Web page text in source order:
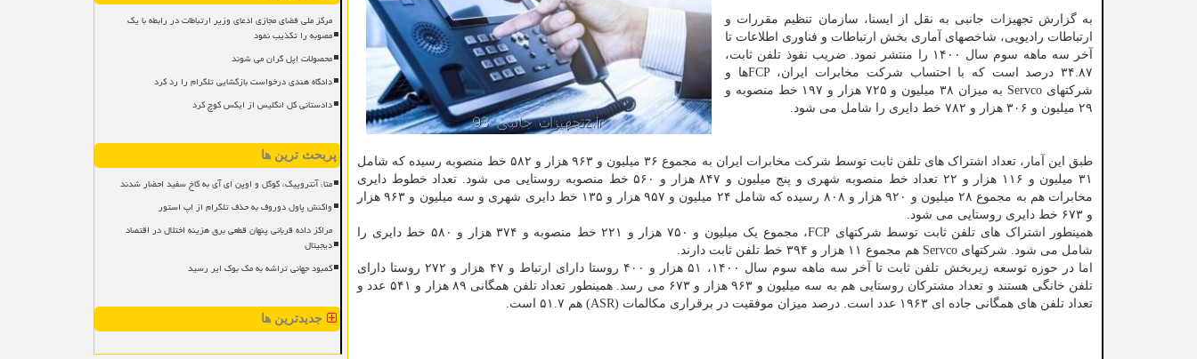
به گزارش تجهیزات جانبی به نقل از ایسنا، سازمان تنظیم مقررات و
ارتباطات رادیویی، شاخصهای آماری بخش ارتباطات و فناوری اطلاعات تا
آخر سه ماهه سوم سال ۱۴۰۰ را منتشر نمود. ضریب نفوذ تلفن ثابت،
۳۴.۸۷ درصد است که با احتساب شرکت مخابرات ایران، FCPها و
شرکتهای Servco به میزان ۳۸ میلیون و ۷۲۵ هزار و ۱۹۷ خط منصوبه و
۲۹ میلیون و ۳۰۶ هزار و ۷۸۲ خط دایری را شامل می شود.
طبق این آمار، تعداد اشتراک های تلفن ثابت توسط شرکت مخابرات ایران به مجموع ۳۶ میلیون و ۹۶۳ هزار و ۵۸۲ خط منصوبه رسیده که شامل
۳۱ میلیون و ۱۱۶ هزار و ۲۲ تعداد خط منصوبه شهری و پنج میلیون و ۸۴۷ هزار و ۵۶۰ خط منصوبه روستایی می شود. تعداد خطوط دایری
مخابرات هم به مجموع ۲۸ میلیون و ۹۲۰ هزار و ۸۰۸ رسیده که شامل ۲۴ میلیون و ۹۵۷ هزار و ۱۳۵ خط دایری شهری و سه میلیون و ۹۶۳ هزار
و ۶۷۳ خط دایری روستایی می شود.
همینطور اشتراک های تلفن ثابت توسط شرکتهای FCP، مجموع یک میلیون و ۷۵۰ هزار و ۲۲۱ خط منصوبه و ۳۷۴ هزار و ۵۸۰ خط دایری را
شامل می شود. شرکتهای Servco هم مجموع ۱۱ هزار و ۳۹۴ خط تلفن ثابت دارند.
اما در حوزه توسعه زیربخش تلفن ثابت تا آخر سه ماهه سوم سال ۱۴۰۰، ۵۱ هزار و ۴۰۰ روستا دارای ارتباط و ۴۷ هزار و ۲۷۲ روستا دارای
تلفن خانگی هستند و تعداد مشترکان روستایی هم به سه میلیون و ۹۶۳ هزار و ۶۷۳ می رسد. همینطور تعداد تلفن همگانی ۸۹ هزار و ۵۴۱ عدد و
تعداد تلفن های همگانی جاده ای ۱۹۶۳ عدد است. درصد میزان موفقیت در برقراری مکالمات (ASR) هم ۵۱.۷ است.
مرکز ملی فضای مجازی ادعای وزیر ارتباطات در رابطه با یک
مصوبه را تکذیب نمود
محصولات اپل گران می شوند
دادگاه هندی درخواست بازگشایی تلگرام را رد کرد
دادستانی کل انگلیس از ایکس کوچ کرد
پربحث ترین ها
متا، آنتروپیک، گوگل و اوپن ای آی به کاخ سفید احضار شدند
واکنش پاول دوروف به حذف تلگرام از اپ استور
مراکز داده قربانی پنهان قطعی برق هزینه اختلال در اقتصاد
دیجیتال
کمبود جهانی تراشه به مک بوک ایر رسید
جدیدترین ها